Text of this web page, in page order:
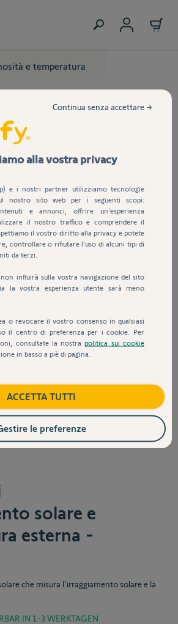
e temperatura
View larger imageView larger imageView larger
solare e
esterna -
che misura l'irraggiamento solare e la
IN 1-3 WERKTAGEN
alla vostra privacy
e i nostri partner utilizziamo tecnologie
nostro sito web per i seguenti scopi:
e annunci, offrire un'esperienza
il nostro traffico e comprendere il
il vostro diritto alla privacy e potete
controllare o rifiutare l'uso di alcuni tipi di
da terzi.
influirà sulla vostra navigazione del sito
la vostra esperienza utente sarà meno
o revocare il vostro consenso in qualsiasi
il centro di preferenza per i cookie. Per
consultate la nostrapolitica sui cookie
in basso a piè di pagina.
Continua senza accettare →
ACCETTA TUTTI
le preferenze